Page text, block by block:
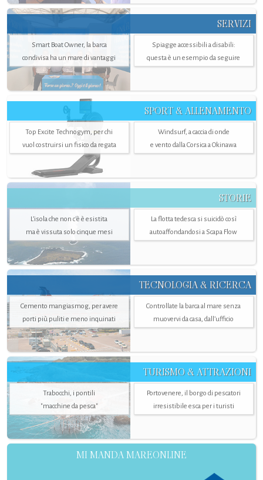
SERVIZI
Smart Boat Owner, la barca
condivisa ha un mare di vantaggi
Spiagge accessibili a disabili:
questa è un esempio da seguire
SPORT & ALLENAMENTO
Top Excite Technogym, per chi
vuol costruirsi un fisico da regata
Windsurf, a caccia di onde
e vento dalla Corsica a Okinawa
STORIE
L’isola che non c'è è esistita
ma è vissuta solo cinque mesi
La flotta tedesca si suicidò così
autoaffondandosi a Scapa Flow
TECNOLOGIA & RICERCA
Cemento mangiasmog, per avere
porti più puliti e meno inquinati
Controllate la barca al mare senza
muovervi da casa, dall’ufficio
TURISMO & ATTRAZIONI
Trabocchi, i pontili
"macchine da pesca"
Portovenere, il borgo di pescatori
irresistibile esca per i turisti
MI MANDA MAREONLINE